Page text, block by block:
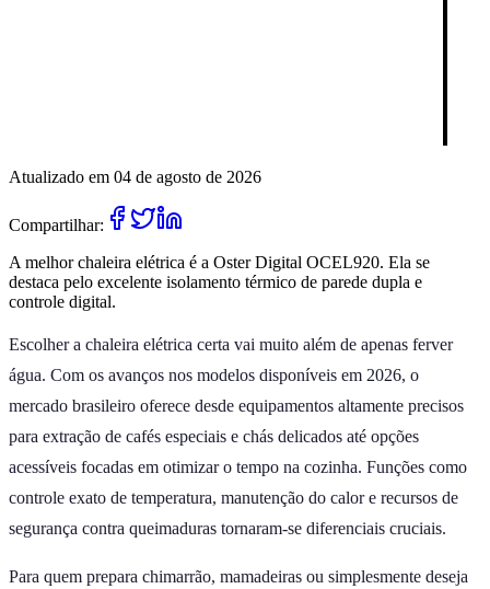
Atualizado em 04 de agosto de 2026
Compartilhar:
A melhor chaleira elétrica é a Oster Digital OCEL920. Ela se
destaca pelo excelente isolamento térmico de parede dupla e
controle digital.
Escolher a chaleira elétrica certa vai muito além de apenas ferver
água. Com os avanços nos modelos disponíveis em 2026, o
mercado brasileiro oferece desde equipamentos altamente precisos
para extração de cafés especiais e chás delicados até opções
acessíveis focadas em otimizar o tempo na cozinha. Funções como
controle exato de temperatura, manutenção do calor e recursos de
segurança contra queimaduras tornaram-se diferenciais cruciais.
Para quem prepara chimarrão, mamadeiras ou simplesmente deseja